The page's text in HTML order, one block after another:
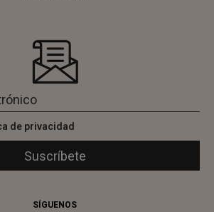
de privacidad
SÍGUENOS